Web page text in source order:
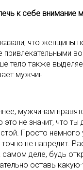
к себе внимание
что женщины
привлекательными
тело также
мужчин.
мужчинам
не значит, что
Просто немного
точно не навредит.
самом деле, будь
оставь